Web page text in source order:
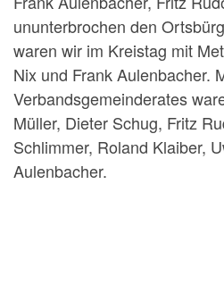
ununterbrochen den
waren wir im Kreistag mit
Nix und Frank Aulenbacher.
Verbandsgemeinderates
Müller, Dieter Schug, Fritz
Schlimmer, Roland Klaiber,
Aulenbacher.